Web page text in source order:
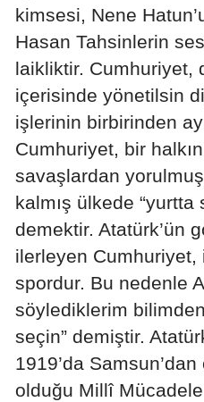
kimsesi, Nene
Hasan Tahsinlerin
laikliktir. Cumhuriyet,
içerisinde yönetilsin
işlerinin birbirinden
Cumhuriyet, bir
savaşlardan
kalmış ülkede
demektir. Atatürk’ün
ilerleyen
spordur. Bu nedenle
söylediklerim
seçin” demiştir.
1919’da
olduğu Millî